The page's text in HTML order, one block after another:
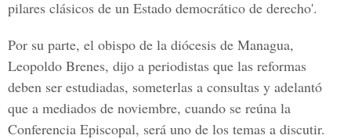
pilares clásicos de un Estado democrático de derecho'.
Por su parte, el obispo de la diócesis de Managua,
Leopoldo Brenes, dijo a periodistas que las reformas
deben ser estudiadas, someterlas a consultas y adelantó
que a mediados de noviembre, cuando se reúna la
Conferencia Episcopal, será uno de los temas a discutir.